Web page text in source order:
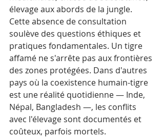
élevage aux abords de la jungle.
Cette absence de consultation
soulève des questions éthiques et
pratiques fondamentales. Un tigre
affamé ne s'arrête pas aux frontières
des zones protégées. Dans d'autres
pays où la coexistence humain-tigre
est une réalité quotidienne — Inde,
Népal, Bangladesh —, les conflits
avec l'élevage sont documentés et
coûteux, parfois mortels.